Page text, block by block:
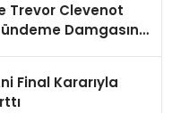
Trevor Clevenot
Damgasını
Final Kararıyla